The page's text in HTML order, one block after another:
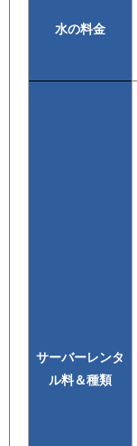
水の料金
サーバーレンタ
ル料＆種類